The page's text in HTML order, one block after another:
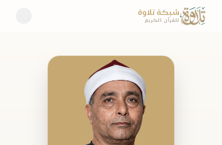
شبكة تلاوة
للقرآن الكريم